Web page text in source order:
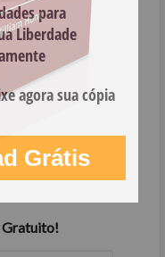
para
Liberdade
agora sua cópia
Grátis
Gratuito!